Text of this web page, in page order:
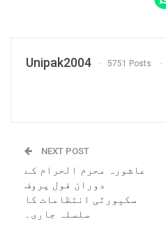
Unipak2004 5751 Posts
NEXT POST
عاشورہ محرم الحرام کے
دوران فول پروف
سکیورٹی انتظامات کا
سلسلہ جاری۔